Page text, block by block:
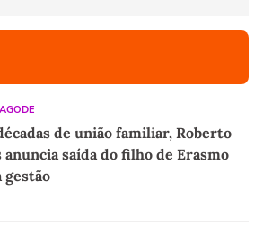
de união familiar, Roberto
anuncia saída do filho de Erasmo
gestão